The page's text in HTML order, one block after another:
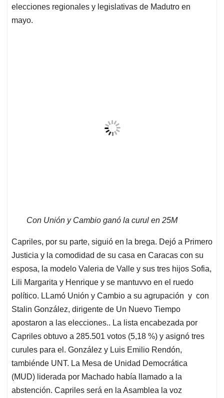
elecciones regionales y legislativas de Madutro en
mayo.
Con Unión y Cambio ganó la curul en 25M
Capriles, por su parte, siguió en la brega. Dejó a Primero
Justicia y la comodidad de su casa en Caracas con su
esposa, la modelo Valeria de Valle y sus tres hijos Sofia,
Lili Margarita y Henrique y se mantuvvo en el ruedo
político. LLamó Unión y Cambio a su agrupación y con
Stalin González, dirigente de Un Nuevo Tiempo
apostaron a las elecciones.. La lista encabezada por
Capriles obtuvo a 285.501 votos (5,18 %) y asignó tres
curules para el. González y Luis Emilio Rendón,
tambiénde UNT. La Mesa de Unidad Democrática
(MUD) liderada por Machado había llamado a la
abstención. Capriles será en la Asamblea la voz